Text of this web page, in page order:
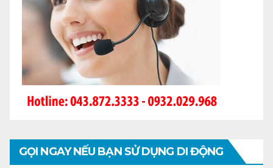
GỌI NGAY NẾU BẠN SỬ DỤNG DI ĐỘNG